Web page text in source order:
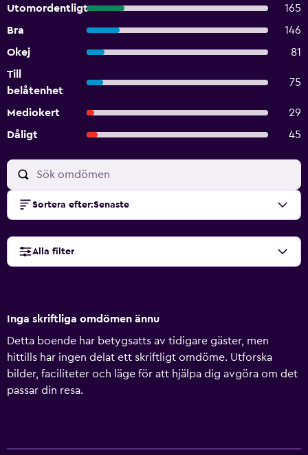
Utomordentligt
165
Bra
146
Okej
81
Till
belåtenhet
75
Mediokert
29
Dåligt
45
Sortera efter:Senaste
Alla filter
Inga skriftliga omdömen ännu
Detta boende har betygsatts av tidigare gäster, men
hittills har ingen delat ett skriftligt omdöme. Utforska
bilder, faciliteter och läge för att hjälpa dig avgöra om det
passar din resa.